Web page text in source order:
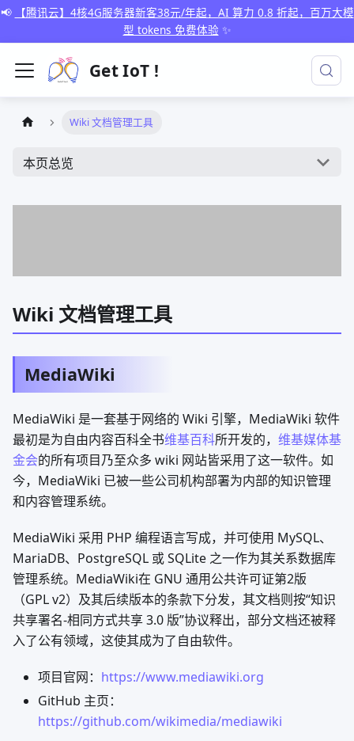
📢
【腾讯云】4核4G服务器新客38元/年起，AI 算力 0.8 折起，百万大模
型 tokens 免费体验 ✨
Get IoT !
Wiki 文档管理工具
本页总览
Wiki 文档管理工具
MediaWiki
MediaWiki 是一套基于网络的 Wiki 引擎，MediaWiki 软件
最初是为自由内容百科全书维基百科所开发的， 维基媒体基
金会的所有项目乃至众多 wiki 网站皆采用了这一软件。如
今，MediaWiki 已被一些公司机构部署为内部的知识管理
和内容管理系统。
MediaWiki 采用 PHP 编程语言写成，并可使用 MySQL、
MariaDB、PostgreSQL 或 SQLite 之一作为其关系数据库
管理系统。MediaWiki在 GNU 通用公共许可证第2版
（GPL v2）及其后续版本的条款下分发，其文档则按“知识
共享署名-相同方式共享 3.0 版”协议释出，部分文档还被释
入了公有领域，这使其成为了自由软件。
项目官网： https://www.mediawiki.org
GitHub 主页：
https://github.com/wikimedia/mediawiki